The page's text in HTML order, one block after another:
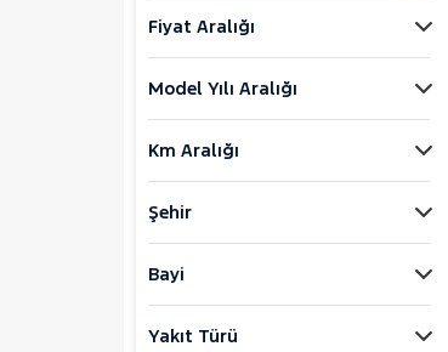
DAIHATSU
FIAT
FORD
ISUZU
Iveco
Fiyat Aralığı
Model Yılı Aralığı
Km Aralığı
Şehir
Bayi
Yakıt Türü